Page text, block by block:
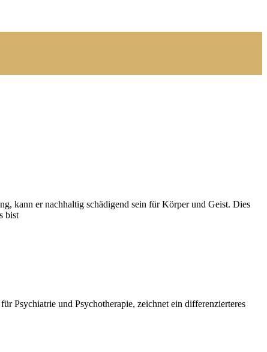
kann er nachhaltig schädigend sein für Körper und Geist. Dies
bist
Psychiatrie und Psychotherapie, zeichnet ein differenzierteres